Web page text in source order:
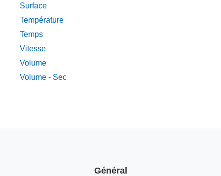
Surface
Température
Temps
Vitesse
Volume
Volume - Sec
Général